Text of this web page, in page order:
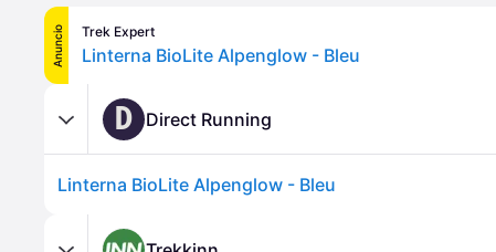
Anuncio Trek Expert
Linterna BioLite Alpenglow - Bleu
D Direct Running
Linterna BioLite Alpenglow - Bleu